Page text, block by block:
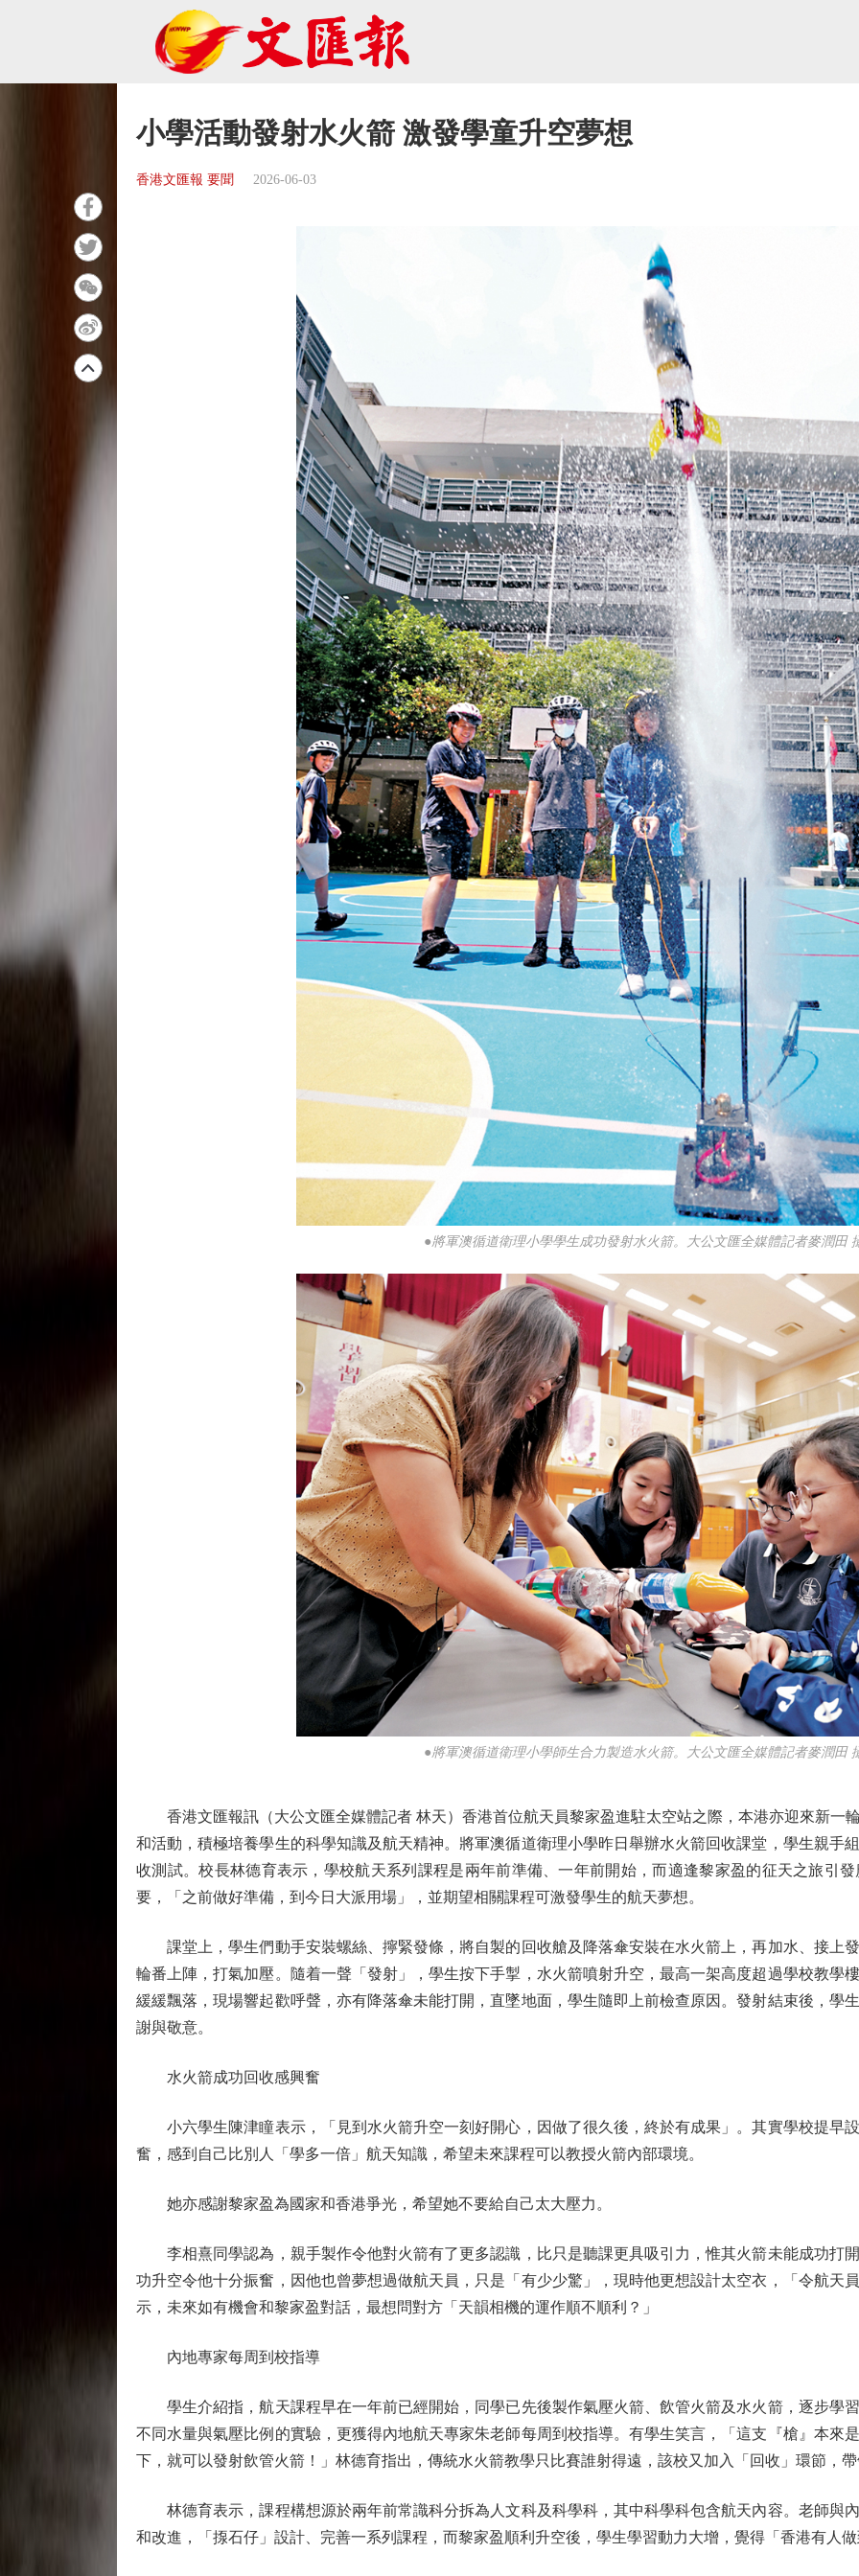
小學活動發射水火箭 激發學童升空夢想
香港文匯報 要聞 2026-06-03
●將軍澳循道衛理小學學生成功發射水火箭。大公文匯全媒體記者麥潤田
●將軍澳循道衛理小學師生合力製造水火箭。大公文匯全媒體記者麥潤田
香港文匯報訊（大公文匯全媒體記者 林天）香港首位航天員黎家盈進駐太空站之際，本港亦迎來新一
和活動，積極培養學生的科學知識及航天精神。將軍澳循道衛理小學昨日舉辦水火箭回收課堂，學生親手
收測試。校長林德育表示，學校航天系列課程是兩年前準備、一年前開始，而適逢黎家盈的征天之旅引
要，「之前做好準備，到今日大派用場」，並期望相關課程可激發學生的航天夢想。
課堂上，學生們動手安裝螺絲、擰緊發條，將自製的回收艙及降落傘安裝在水火箭上，再加水、接上
輪番上陣，打氣加壓。隨着一聲「發射」，學生按下手掣，水火箭噴射升空，最高一架高度超過學校教學
緩緩飄落，現場響起歡呼聲，亦有降落傘未能打開，直墜地面，學生隨即上前檢查原因。發射結束後，學
謝與敬意。
水火箭成功回收感興奮
小六學生陳津瞳表示，「見到水火箭升空一刻好開心，因做了很久後，終於有成果」。其實學校提早
奮，感到自己比別人「學多一倍」航天知識，希望未來課程可以教授火箭內部環境。
她亦感謝黎家盈為國家和香港爭光，希望她不要給自己太大壓力。
李相熹同學認為，親手製作令他對火箭有了更多認識，比只是聽課更具吸引力，惟其火箭未能成功打
功升空令他十分振奮，因他也曾夢想過做航天員，只是「有少少驚」，現時他更想設計太空衣，「令航天
示，未來如有機會和黎家盈對話，最想問對方「天韻相機的運作順不順利？」
內地專家每周到校指導
學生介紹指，航天課程早在一年前已經開始，同學已先後製作氣壓火箭、飲管火箭及水火箭，逐步學
不同水量與氣壓比例的實驗，更獲得內地航天專家朱老師每周到校指導。有學生笑言，「這支『槍』本來
下，就可以發射飲管火箭！」林德育指出，傳統水火箭教學只比賽誰射得遠，該校又加入「回收」環節，
林德育表示，課程構想源於兩年前常識科分拆為人文科及科學科，其中科學科包含航天內容。老師與
和改進，「揼石仔」設計、完善一系列課程，而黎家盈順利升空後，學生學習動力大增，覺得「香港有人